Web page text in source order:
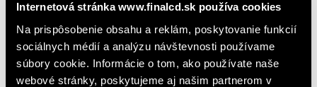
Internetová stránka www.finalcd.sk používa cookies
Na prispôsobenie obsahu a reklám, poskytovanie funkcií
sociálnych médií a analýzu návštevnosti používame
súbory cookie. Informácie o tom, ako používate naše
webové stránky, poskytujeme aj našim partnerom v